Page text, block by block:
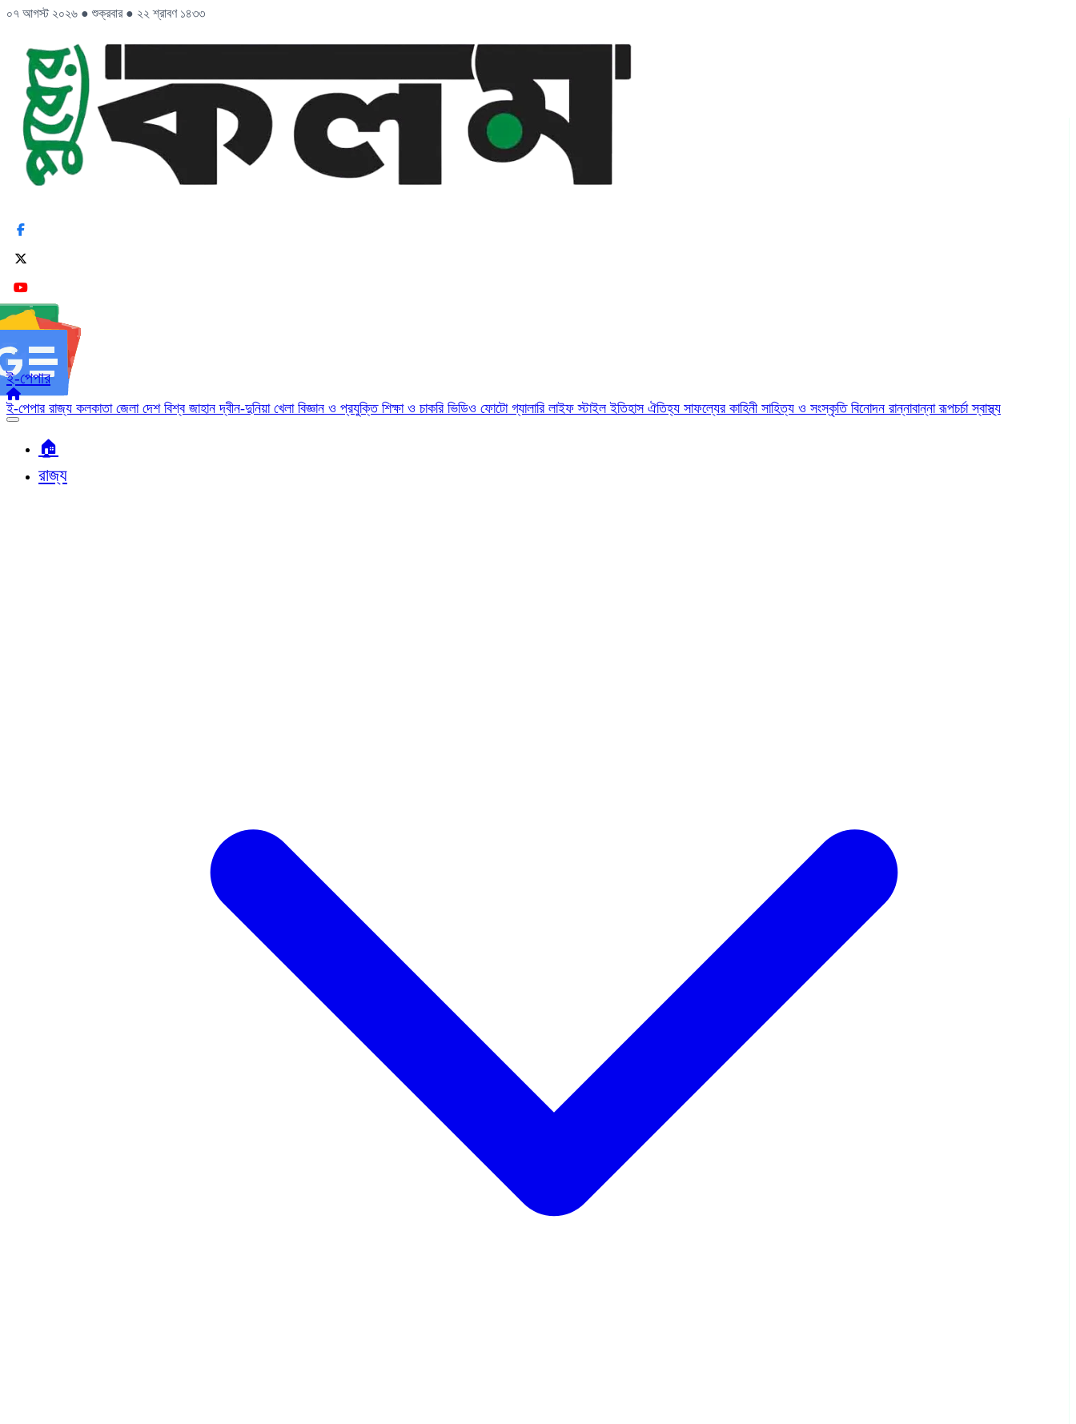
০৭ আগস্ট ২০২৬ ● শুক্রবার ● ২২ শ্রাবণ ১৪৩৩
ই-পেপার
ই-পেপার রাজ্য কলকাতা জেলা দেশ বিশ্ব জাহানদ্বীন-দুনিয়া খেলা বিজ্ঞান ও প্রযুক্তি শিক্ষা ও চাকরি ভিডিও ফোটো গ্যালারি লাইফ স্টাইলইতিহাস ঐতিহ্য সাফল্যের কাহিনী সাহিত্য ও সংস্কৃতি বিনোদন রান্নাবান্নারূপচর্চাস্বাস্থ্য
🏠︎
রাজ্য